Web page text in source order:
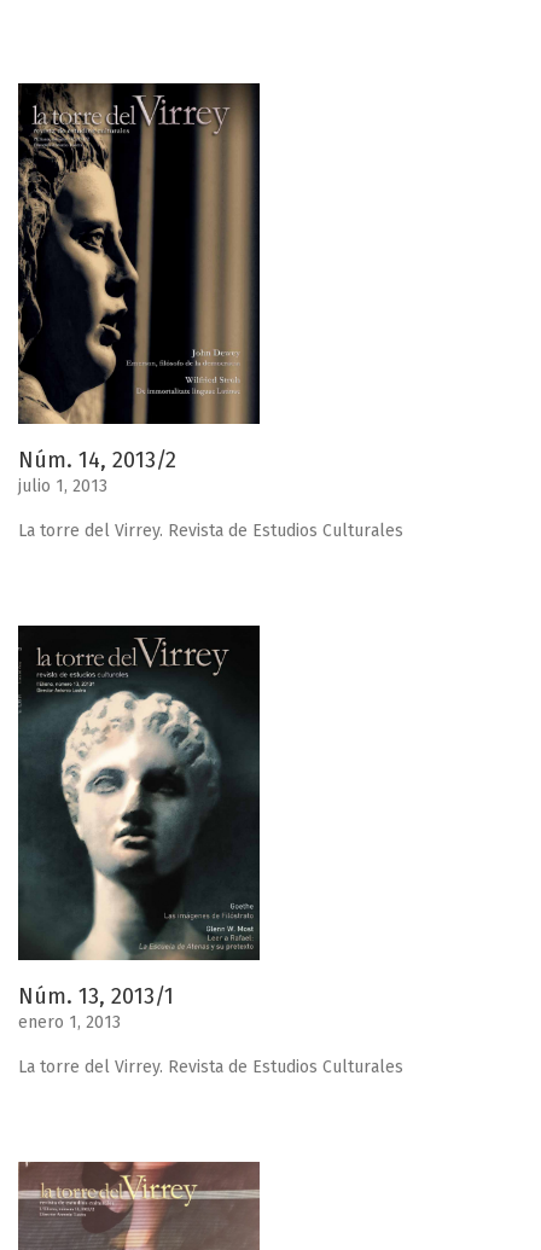
Núm. 14, 2013/2
julio 1, 2013
La torre del Virrey. Revista de Estudios Culturales
Núm. 13, 2013/1
enero 1, 2013
La torre del Virrey. Revista de Estudios Culturales